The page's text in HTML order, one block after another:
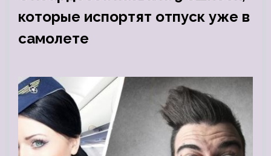
которые испортят отпуск уже в
самолете